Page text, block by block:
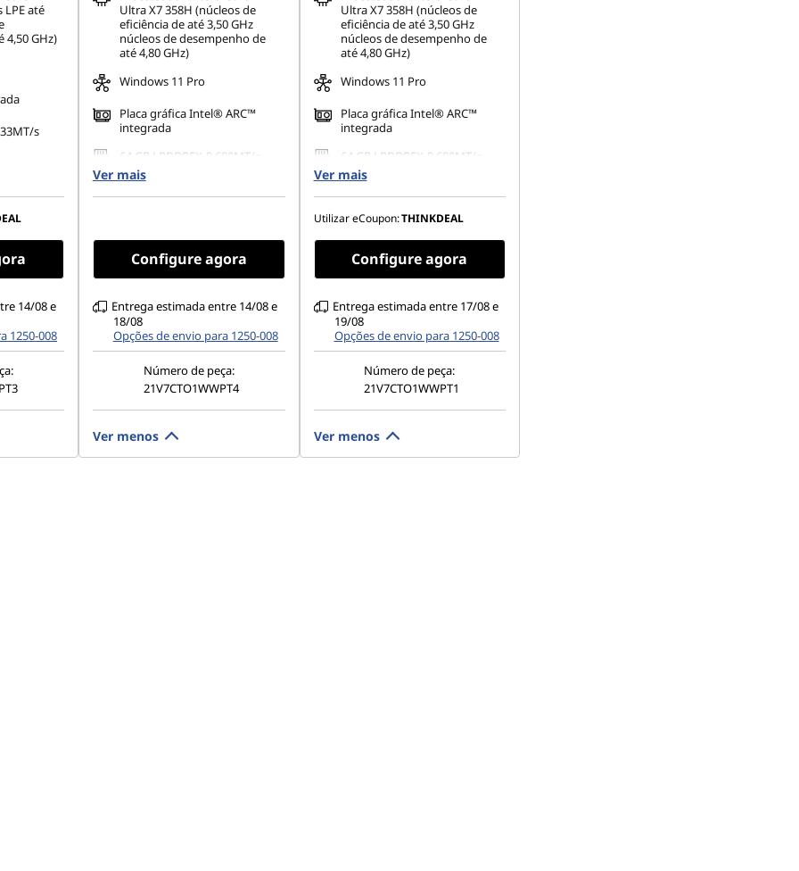
LPE até
4,50 GHz)
s
PCIe
WVA,
60 Hz,
14/08 e
1250-008
Ultra X7 358H (núcleos de
eficiência de até 3,50 GHz
núcleos de desempenho de
até 4,80 GHz)
Windows 11 Pro
Placa gráfica Intel® ARC™
integrada
64 GB LPDDR5X-9.600MT/s
(Soldado)
512 GB SSD M.2 2280 PCIe
14" WUXGA (1920 x 1200), WVA,
antirreflexo, sensível ao toque,
100% sRGB, 500 nits, 60 Hz,
Ver mais
Configure agora
Entrega estimada entre 14/08 e
18/08
Opções de envio para 1250-008
Número de peça:
21V7CTO1WWPT4
Ver menos
Ultra X7 358H (núcleos de
eficiência de até 3,50 GHz
núcleos de desempenho de
até 4,80 GHz)
Windows 11 Pro
Placa gráfica Intel® ARC™
integrada
64 GB LPDDR5X-9.600MT/s
(Soldado)
1 TB SSD M.2 2280 PCIe Gen5
Performance TLC Opal
14" WUXGA (1920 x 1200), WVA,
antirreflexo, sensível ao toque,
100% sRGB, 500 nits, 60 Hz,
Ver mais
Utilizar eCoupon:THINKDEAL
Configure agora
Entrega estimada entre 17/08 e
19/08
Opções de envio para 1250-008
Número de peça:
21V7CTO1WWPT1
Ver menos